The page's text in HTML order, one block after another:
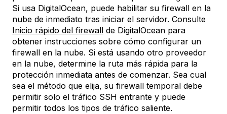
Si usa DigitalOcean, puede habilitar su firewall en la
nube de inmediato tras iniciar el servidor. Consulte
Inicio rápido del firewall de DigitalOcean para
obtener instrucciones sobre cómo configurar un
firewall en la nube. Si está usando otro proveedor
en la nube, determine la ruta más rápida para la
protección inmediata antes de comenzar. Sea cual
sea el método que elija, su firewall temporal debe
permitir solo el tráfico SSH entrante y puede
permitir todos los tipos de tráfico saliente.